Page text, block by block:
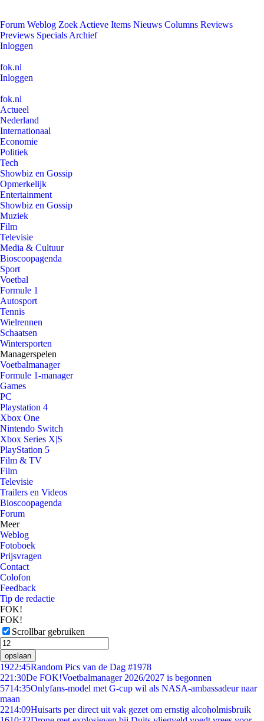
Forum Weblog Zoek Actieve Items Nieuws Columns Reviews
Previews Specials Archief
Inloggen
fok.nl
Inloggen
fok.nl
Actueel
Nederland
Internationaal
Economie
Politiek
Tech
Showbiz en Gossip
Opmerkelijk
Entertainment
Showbiz en Gossip
Muziek
Film
Televisie
Media & Cultuur
Bioscoopagenda
Sport
Voetbal
Formule 1
Autosport
Tennis
Wielrennen
Schaatsen
Wintersporten
Managerspelen
Voetbalmanager
Formule 1-manager
Games
PC
Playstation 4
Xbox One
Nintendo Switch
Xbox Series X|S
PlayStation 5
Film & TV
Film
Televisie
Trailers en Videos
Bioscoopagenda
Forum
Meer
Weblog
Fotoboek
Prijsvragen
Contact
Colofon
Feedback
Tip de redactie
FOK!
FOK!
Scrollbar gebruiken
opslaan
1922:45Random Pics van de Dag #1978
221:30De FOK!Voetbalmanager 2026/2027 is begonnen
5714:35Onlyfans-model met G-cup wil als NASA-ambassadeur naar
maan
2214:09Huisarts per direct uit vak gezet om ernstig alcoholmisbruik